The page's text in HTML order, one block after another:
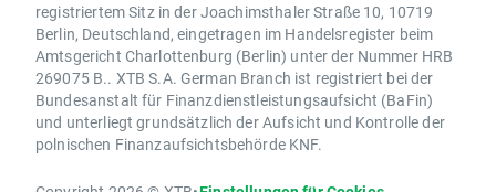
registriertem Sitz in der Joachimsthaler Straße 10, 10719
Berlin, Deutschland, eingetragen im Handelsregister beim
Amtsgericht Charlottenburg (Berlin) unter der Nummer HRB
269075 B.. XTB S.A. German Branch ist registriert bei der
Bundesanstalt für Finanzdienstleistungsaufsicht (BaFin)
und unterliegt grundsätzlich der Aufsicht und Kontrolle der
polnischen Finanzaufsichtsbehörde KNF.